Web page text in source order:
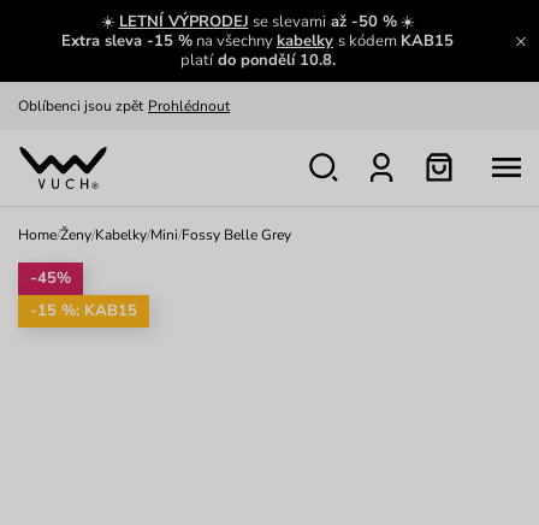
☀️ LETNÍ VÝPRODEJ se slevamiaž -50 %☀️
Extra sleva -15 % na všechnykabelky s kódem KAB15
platído pondělí 10.8.
Výměna a vrácení zdarma Zobrazit
Prohlédnout
Nech se inspirovat Ukázat
Home/Ženy/Kabelky/Mini/Fossy Belle Grey
-45%
-15 %: KAB15